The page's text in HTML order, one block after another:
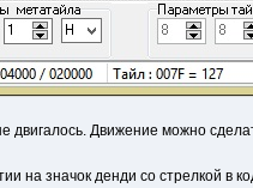
двигалось. Движение можно
на значок денди со стрелкой в